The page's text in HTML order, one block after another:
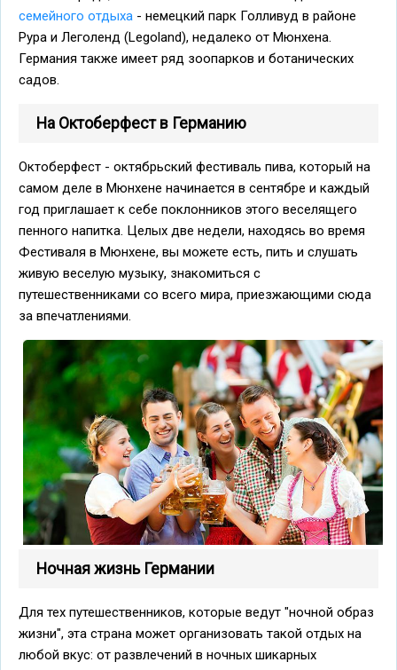
семейного отдыха - немецкий парк Голливуд в районе
Рура и Леголенд (Legoland), недалеко от Мюнхена.
Германия также имеет ряд зоопарков и ботанических
садов.
На Октоберфест в Германию
Октоберфест - октябрьский фестиваль пива, который на
самом деле в Мюнхене начинается в сентябре и каждый
год приглашает к себе поклонников этого веселящего
пенного напитка. Целых две недели, находясь во время
Фестиваля в Мюнхене, вы можете есть, пить и слушать
живую веселую музыку, знакомиться с
путешественниками со всего мира, приезжающими сюда
за впечатлениями.
Ночная жизнь Германии
Для тех путешественников, которые ведут "ночной образ
жизни", эта страна может организовать такой отдых на
любой вкус: от развлечений в ночных шикарных